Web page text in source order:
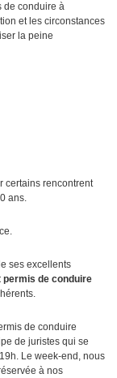
de conduire à
et les circonstances
la peine
certains rencontrent
ans.
ses excellents
permis de conduire
de conduire
de juristes qui se
Le week-end, nous
à nos